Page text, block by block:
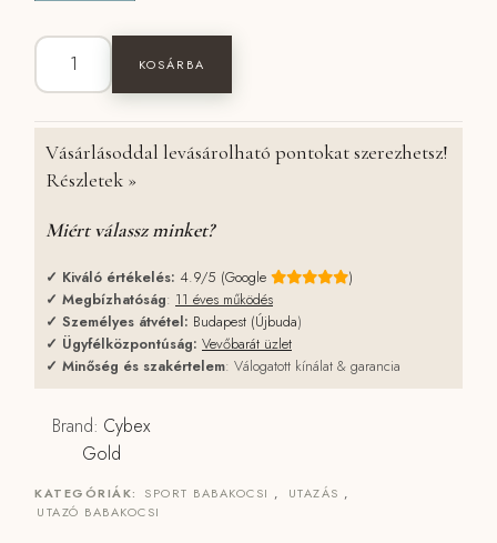
CYBEX Eezy S Twist+2 babakocsi mennyiség
KOSÁRBA
Vásárlásoddal levásárolható pontokat szerezhetsz!
Részletek »
Miért válassz minket?
✓ Kiváló értékelés: 4.9/5 (Google
)
✓ Megbízhatóság: 11 éves működés
✓ Személyes átvétel: Budapest (Újbuda)
✓ Ügyfélközpontúság: Vevőbarát üzlet
✓ Minőség és szakértelem: Válogatott kínálat & garancia
Brand: Cybex
Gold
KATEGÓRIÁK: SPORT BABAKOCSI , UTAZÁS ,
UTAZÓ BABAKOCSI